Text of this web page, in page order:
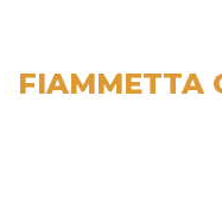
FIAMMETTA